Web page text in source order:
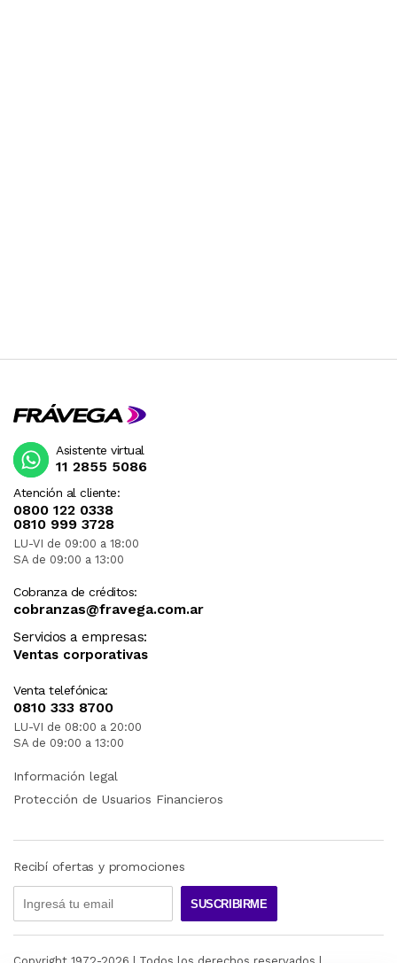
Atención al cliente:
0800 122 0338
0810 999 3728
LU-VI de 09:00 a 18:00
SA de 09:00 a 13:00
Cobranza de créditos:
cobranzas@fravega.com.ar
Servicios a empresas:
Ventas corporativas
Venta telefónica:
0810 333 8700
LU-VI de 08:00 a 20:00
SA de 09:00 a 13:00
Asistente virtual
11 2855 5086
Información legal
Protección de Usuarios Financieros
Recibí ofertas y promociones
SUSCRIBIRME